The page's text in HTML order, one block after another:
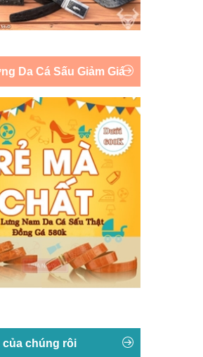
Da Cá Sấu Giảm Giá
của chúng rôi